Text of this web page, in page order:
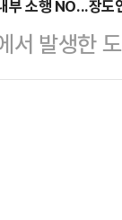
책으로 적
시간 근무
…
부 소행 NO...장도
서 발생한
예고했다